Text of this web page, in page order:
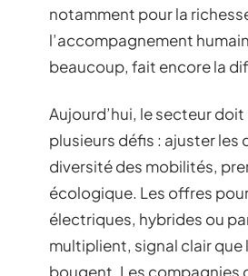
notamment pour la
l’accompagnement
beaucoup, fait encore la
Aujourd’hui, le secteur doit
plusieurs défis : ajuster les
diversité des mobilités,
écologique. Les offres
électriques, hybrides ou
multiplient, signal clair que
bougent. Les compagnies